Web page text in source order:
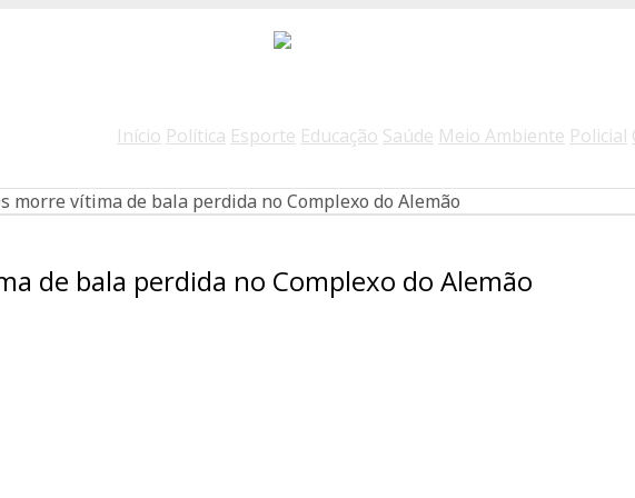
Início Política Esporte Educação Saúde Meio Ambiente Policial
morre vítima de bala perdida no Complexo do Alemão
de bala perdida no Complexo do Alemão